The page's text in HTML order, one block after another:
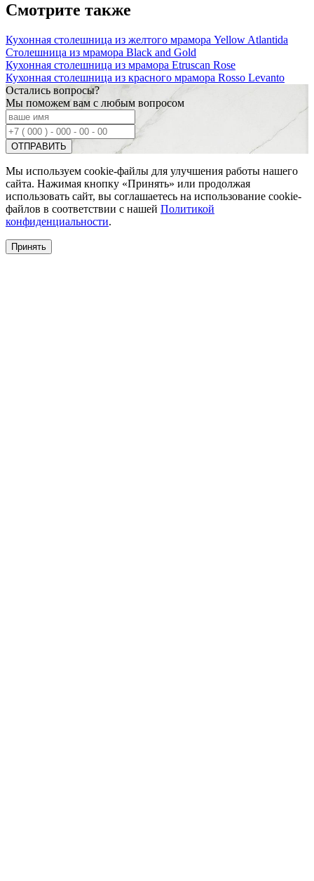
Смотрите также
Кухонная столешница из желтого мрамора Yellow Atlantida
Столешница из мрамора Black and Gold
Кухонная столешница из мрамора Etruscan Rose
Кухонная столешница из красного мрамора Rosso Levanto
Остались вопросы?
Мы поможем вам с любым вопросом
Мы используем cookie-файлы для улучшения работы нашего
сайта. Нажимая кнопку «Принять» или продолжая
использовать сайт, вы соглашаетесь на использование cookie-
файлов в соответствии с нашей Политикой
конфиденциальности.
Принять